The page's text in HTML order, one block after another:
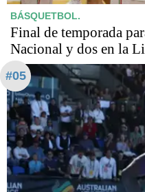
BÁSQUETBOL.
Final de temporada
Nacional y dos en la
#05